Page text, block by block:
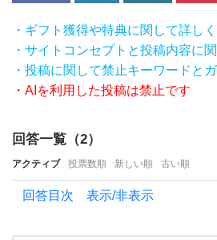
キ
ン
シ
プ
や甘
え方
を教
・ギフト獲得や特典に関して詳し
・サイトコンセプトと投稿内容に
・投稿に関して禁止キーワードと
・AIを利用した投稿は禁止です
回答一覧（2）
アクティブ 投票数順 新しい順 古い順
回答目次 表示/非表示